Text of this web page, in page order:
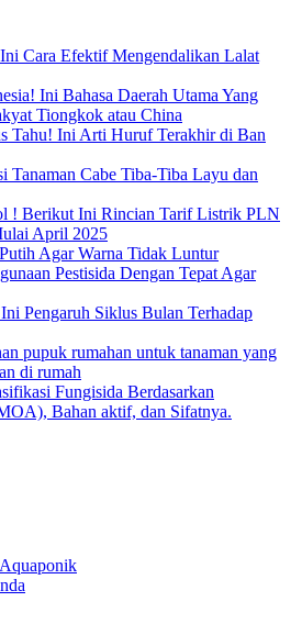
Cara Efektif Mengendalikan Lalat
Ini Bahasa Daerah Utama Yang
Tiongkok atau China
Tahu! Ini Arti Huruf Terakhir di Ban
Tanaman Cabe Tiba-Tiba Layu dan
! Berikut Ini Rincian Tarif Listrik PLN
April 2025
Agar Warna Tidak Luntur
Pestisida Dengan Tepat Agar
Pengaruh Siklus Bulan Terhadap
pupuk rumahan untuk tanaman yang
di rumah
Fungisida Berdasarkan
Bahan aktif, dan Sifatnya.